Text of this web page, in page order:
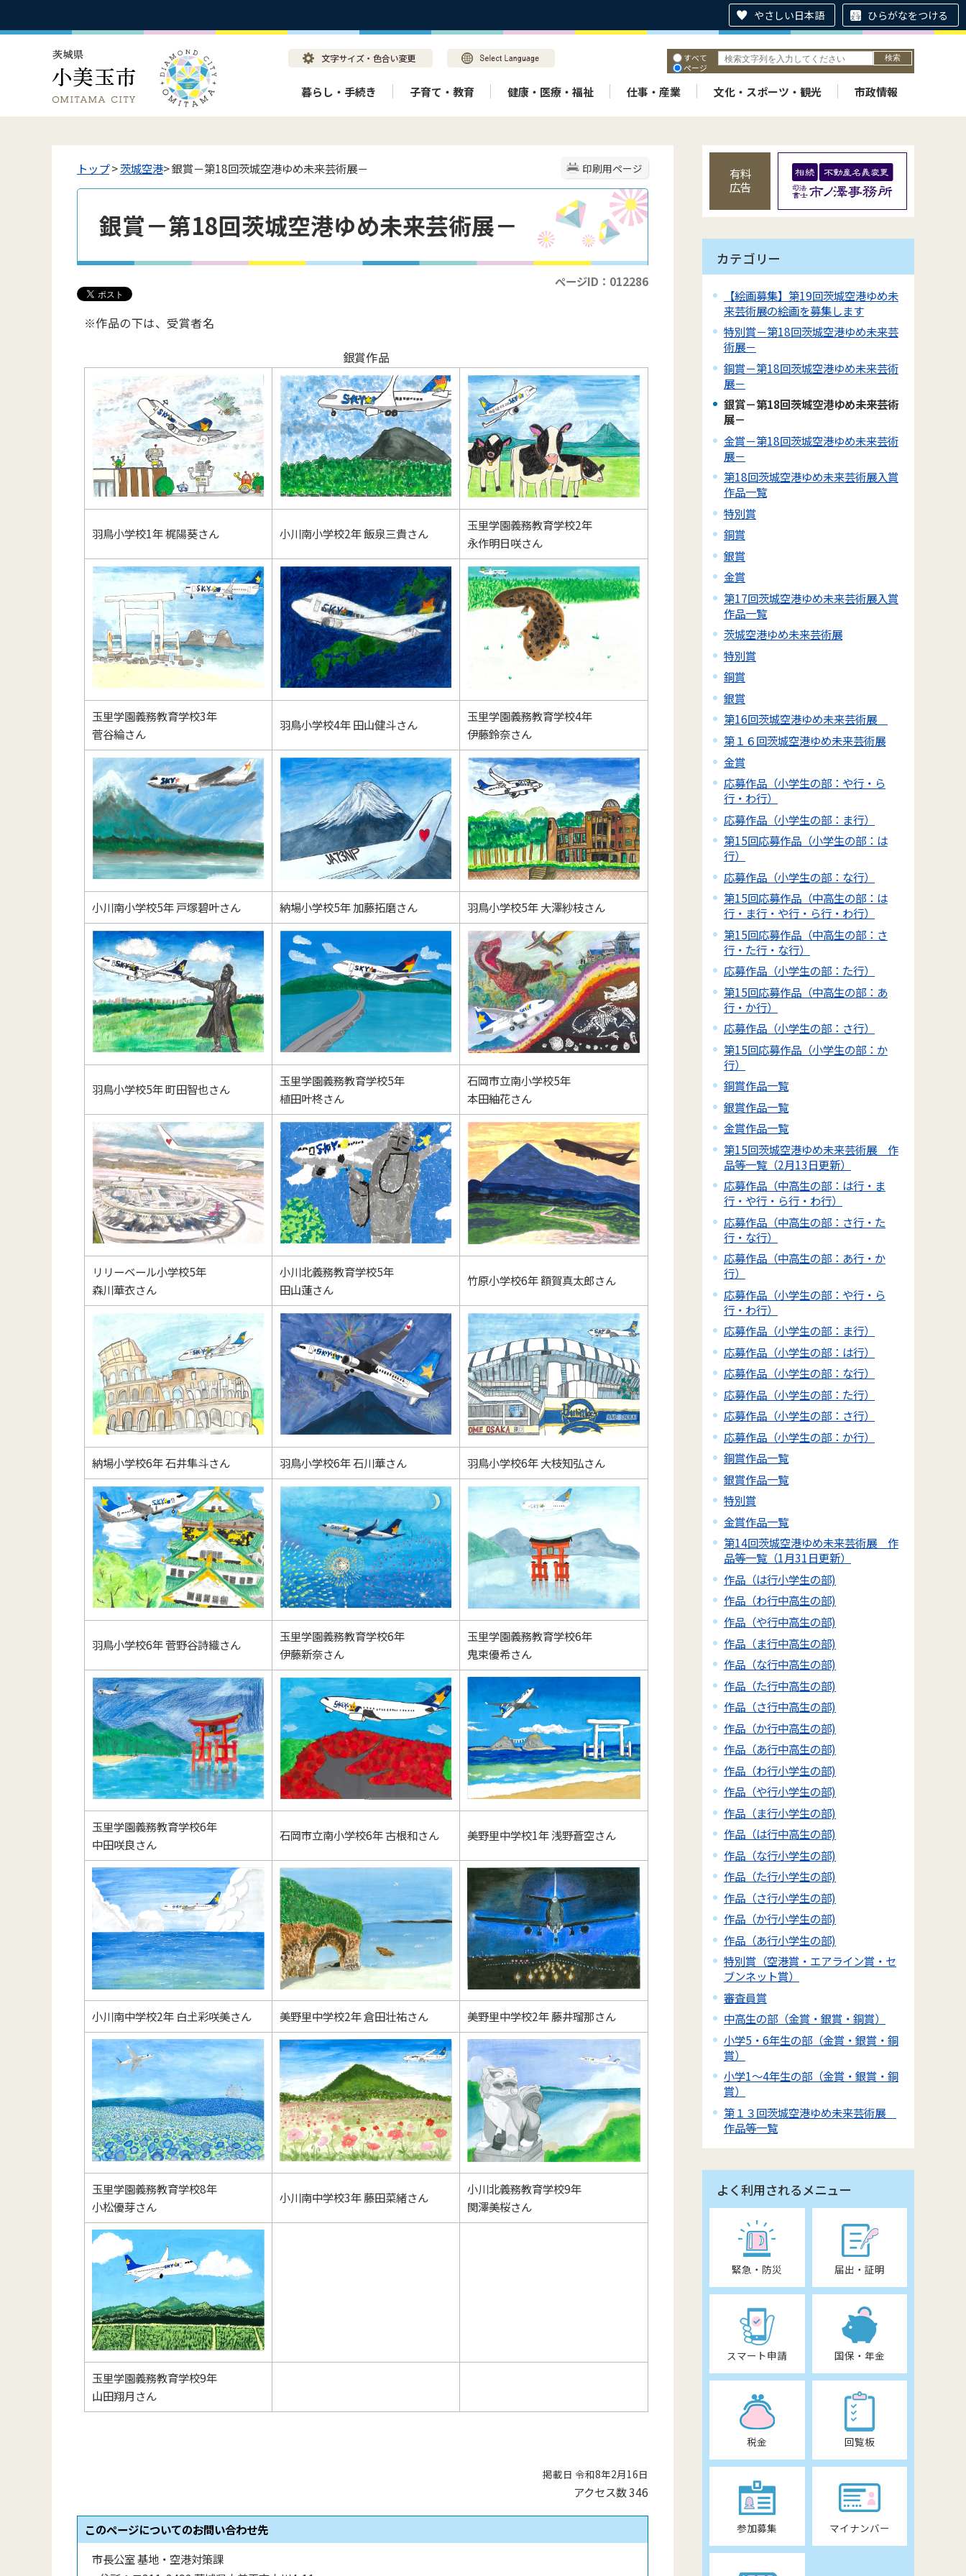
やさしい日本語 ひらがなをつける
すべて
ページ
暮らし・手続き 子育て・教育 健康・医療・福祉 仕事・産業 文化・スポーツ・観光 市政情報
印刷用ページ
トップ>茨城空港> 銀賞－第18回茨城空港ゆめ未来芸術展－
銀賞－第18回茨城空港ゆめ未来芸術展－
ページID：012286
※作品の下は、受賞者名
銀賞作品
羽鳥小学校1年 梶陽葵さん 小川南小学校2年 飯泉三貴さん
玉里学園義務教育学校2年
永作明日咲さん
玉里学園義務教育学校3年
菅谷綸さん
羽鳥小学校4年 田山健斗さん
玉里学園義務教育学校4年
伊藤鈴奈さん
小川南小学校5年 戸塚碧叶さん 納場小学校5年 加藤拓磨さん 羽鳥小学校5年 大澤紗枝さん
羽鳥小学校5年 町田智也さん
玉里学園義務教育学校5年
植田叶柊さん
石岡市立南小学校5年
本田紬花さん
リリーベール小学校5年
森川華衣さん
小川北義務教育学校5年
田山蓮さん
竹原小学校6年 額賀真太郎さん
納場小学校6年 石井隼斗さん 羽鳥小学校6年 石川華さん 羽鳥小学校6年 大枝知弘さん
羽鳥小学校6年 菅野谷詩織さん
玉里学園義務教育学校6年
伊藤新奈さん
玉里学園義務教育学校6年
鬼束優希さん
玉里学園義務教育学校6年
中田咲良さん
石岡市立南小学校6年 古根和さん 美野里中学校1年 浅野蒼空さん
小川南中学校2年 白𡈽彩咲美さん 美野里中学校2年 倉田壮祐さん 美野里中学校2年 藤井瑠那さん
玉里学園義務教育学校8年
小松優芽さん
小川南中学校3年 藤田菜緒さん
小川北義務教育学校9年
関澤美桜さん
玉里学園義務教育学校9年
山田翔月さん
掲載日 令和8年2月16日
アクセス数346
このページについてのお問い合わせ先
市長公室 基地・空港対策課
有料
広告
カテゴリー
【絵画募集】第19回茨城空港ゆめ未
来芸術展の絵画を募集します
特別賞－第18回茨城空港ゆめ未来芸
術展－
銅賞－第18回茨城空港ゆめ未来芸術
展－
銀賞－第18回茨城空港ゆめ未来芸術
展－
金賞－第18回茨城空港ゆめ未来芸術
展－
第18回茨城空港ゆめ未来芸術展入賞
作品一覧
特別賞
銅賞
銀賞
金賞
第17回茨城空港ゆめ未来芸術展入賞
作品一覧
茨城空港ゆめ未来芸術展
特別賞
銅賞
銀賞
第16回茨城空港ゆめ未来芸術展
第１６回茨城空港ゆめ未来芸術展
金賞
応募作品（小学生の部：や行・ら
行・わ行）
応募作品（小学生の部：ま行）
第15回応募作品（小学生の部：は
行）
応募作品（小学生の部：な行）
第15回応募作品（中高生の部：は
行・ま行・や行・ら行・わ行）
第15回応募作品（中高生の部：さ
行・た行・な行）
応募作品（小学生の部：た行）
第15回応募作品（中高生の部：あ
行・か行）
応募作品（小学生の部：さ行）
第15回応募作品（小学生の部：か
行）
銅賞作品一覧
銀賞作品一覧
金賞作品一覧
第15回茨城空港ゆめ未来芸術展 作
品等一覧（2月13日更新）
応募作品（中高生の部：は行・ま
行・や行・ら行・わ行）
応募作品（中高生の部：さ行・た
行・な行）
応募作品（中高生の部：あ行・か
行）
応募作品（小学生の部：や行・ら
行・わ行）
応募作品（小学生の部：ま行）
応募作品（小学生の部：は行）
応募作品（小学生の部：な行）
応募作品（小学生の部：た行）
応募作品（小学生の部：さ行）
応募作品（小学生の部：か行）
銅賞作品一覧
銀賞作品一覧
特別賞
金賞作品一覧
第14回茨城空港ゆめ未来芸術展 作
品等一覧（1月31日更新）
作品（は行小学生の部)
作品（わ行中高生の部)
作品（や行中高生の部)
作品（ま行中高生の部)
作品（な行中高生の部)
作品（た行中高生の部)
作品（さ行中高生の部)
作品（か行中高生の部)
作品（あ行中高生の部)
作品（わ行小学生の部)
作品（や行小学生の部)
作品（ま行小学生の部)
作品（は行中高生の部)
作品（な行小学生の部)
作品（た行小学生の部)
作品（さ行小学生の部)
作品（か行小学生の部)
作品（あ行小学生の部)
特別賞（空港賞・エアライン賞・セ
ブンネット賞）
審査員賞
中高生の部（金賞・銀賞・銅賞）
小学5・6年生の部（金賞・銀賞・銅
賞）
小学1～4年生の部（金賞・銀賞・銅
賞）
第１３回茨城空港ゆめ未来芸術展
作品等一覧
よく利用されるメニュー
緊急・防災 届出・証明
スマート申請 国保・年金
税金 回覧板
参加募集 マイナンバー